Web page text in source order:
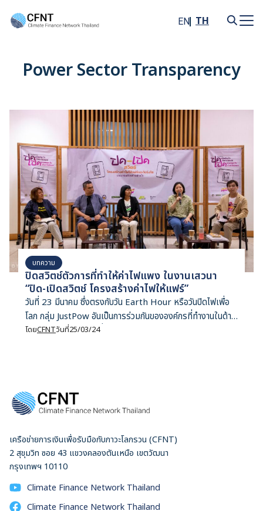
EN TH
Power Sector Transparency
บทความ
ปิดสวิตช์ตัวการที่ทำให้ค่าไฟแพง ในงานเสวนา
“ปิด-เปิดสวิตช์ โครงสร้างค่าไฟให้แฟร์”
วันที่ 23 มีนาคม ซึ่งตรงกับวัน Earth Hour หรือวันปิดไฟเพื่อ
โลก กลุ่ม JustPow อันเป็นการร่วมกันขององค์กรที่ทำงานในด้าน
ข้อมูล องค์ความรู้ การสื่อสารในด้านพลังงานและสิ่งแวดล้อม
ของงานนิทรรศการ ‘ปิดสวิตช์อะไรให้ค่าไฟแฟร์ เปิดสาเหตุอะไร
ทำค่าไฟแพง’ ระหว่างวันที่ 19-24 มีนาคม สฤณี อาชวานันทกุล
ไม่เป็นธรรมของโครงสร้างค่าไฟว่า มี 3 ประเด็นด้วยกัน ได้แก่
ประเด็นที่ 1 การที่ไม่มีใครต้องรับผิดชอบกับการพยากรณ์ความ
ต้องการใช้ไฟฟ้าที่เกินจริง ซึ่งถือเป็นเรื่องใหญ่ที่สุดและส่งผลต่อ
ค่าไฟ โดยการพยากรณ์ความต้องการใช้ไฟฟ้าเกินจริงที่เกิดขึ้นมา
โดยCFNTวันที่25/03/24
เครือข่ายการเงินเพื่อรับมือกับภาวะโลกรวน (CFNT)
2 สุขุมวิท ซอย 43 แขวงคลองตันเหนือ เขตวัฒนา
กรุงเทพฯ 10110
Climate Finance Network Thailand
Climate Finance Network Thailand